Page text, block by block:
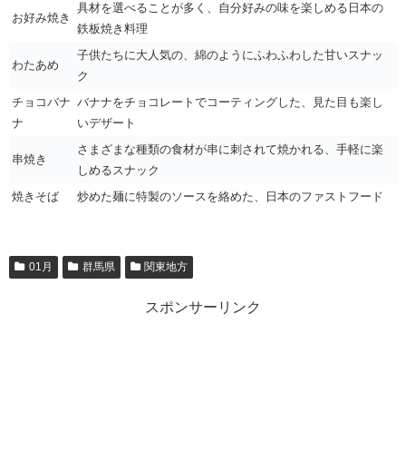
お好み焼き
具材を選べることが多く、自分好みの味を楽しめる日本の
鉄板焼き料理
わたあめ
子供たちに大人気の、綿のようにふわふわした甘いスナッ
ク
チョコバナ
ナ
バナナをチョコレートでコーティングした、見た目も楽し
いデザート
串焼き
さまざまな種類の食材が串に刺されて焼かれる、手軽に楽
しめるスナック
焼きそば
炒めた麺に特製のソースを絡めた、日本のファストフード
01月 群馬県 関東地方
スポンサーリンク